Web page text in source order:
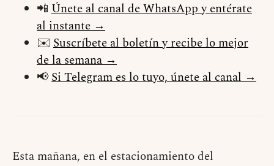
📲 Únete al canal de WhatsApp y entérate
al instante →
✉️ Suscríbete al boletín y recibe lo mejor
de la semana →
📢Si Telegram es lo tuyo, únete al canal →
Esta mañana, en el estacionamiento del